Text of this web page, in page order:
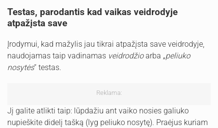
Testas, parodantis kad vaikas veidrodyje
atpažįsta save
Įrodymui, kad mažylis jau tikrai atpažįsta save veidrodyje,
naudojamas taip vadinamas veidrodžioarba „peliuko
nosytės“ testas.
Reklama:
Jį galite atlikti taip: lūpdažiu ant vaiko nosies galiuko
nupieškite didelį tašką (lyg peliuko nosytę). Praėjus kuriam